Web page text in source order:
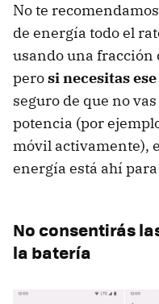
No te
de energía todo el
usando una fracción
perosi necesitas
seguro de que no
potencia (por
móvil activamente),
energía está ahí
No consentirás
la batería